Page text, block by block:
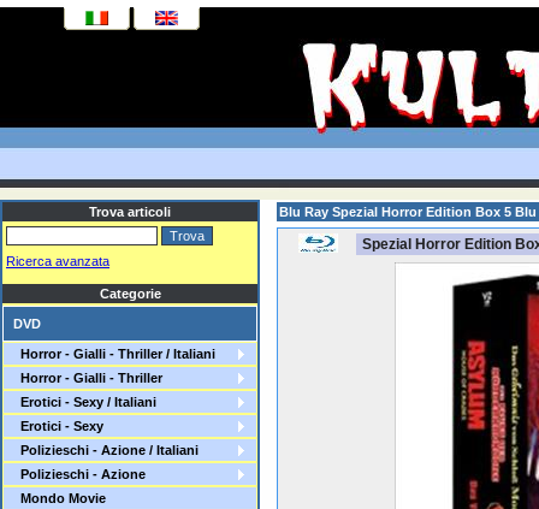
Trova articoli
Ricerca avanzata
Categorie
DVD
Horror - Gialli - Thriller / Italiani
Horror - Gialli - Thriller
Erotici - Sexy / Italiani
Erotici - Sexy
Polizieschi - Azione / Italiani
Polizieschi - Azione
Mondo Movie
Blu Ray Spezial Horror Edition Box 5 Blu
Spezial Horror Edition